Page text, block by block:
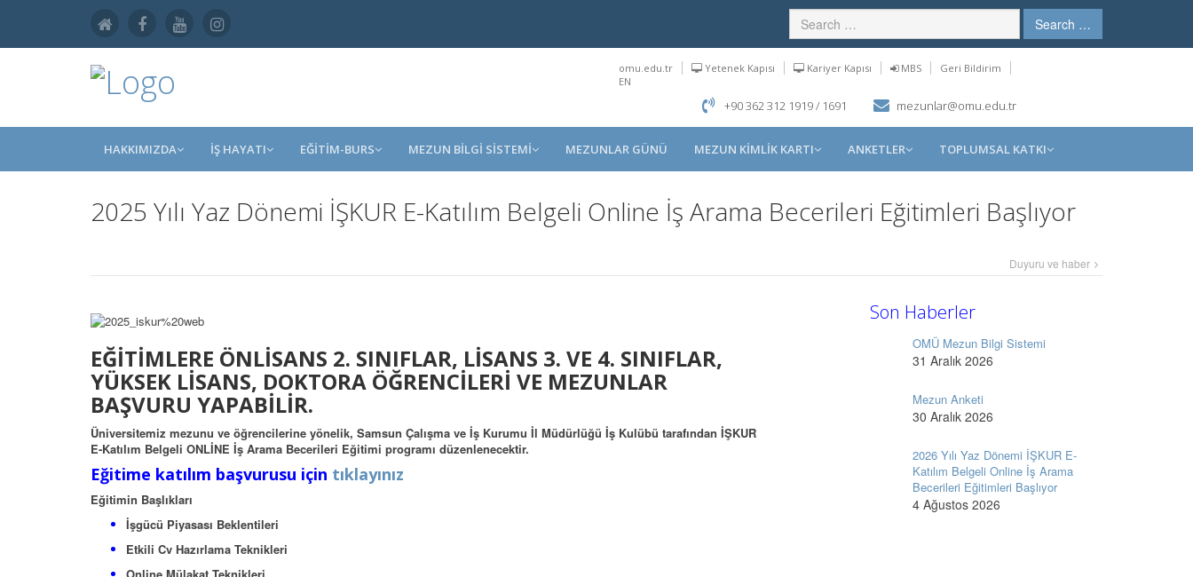
Search …
omu.edu.tr Yetenek Kapısı Kariyer Kapısı MBS
Geri Bildirim
EN
+90 362 312 1919 / 1691 mezunlar@omu.edu.tr
HAKKIMIZDA İŞ HAYATI EĞİTİM-BURS MEZUN BİLGİ SİSTEMİ MEZUNLAR GÜNÜ MEZUN KİMLİK KARTI ANKETLER TOPLUMSAL KATKI
2025 Yılı Yaz Dönemi İŞKUR E-Katılım Belgeli Online İş Arama Becerileri Eğitimleri Başlıyor
Duyuru ve haber
EĞİTİMLERE ÖNLİSANS 2. SINIFLAR, LİSANS 3. VE 4. SINIFLAR,
YÜKSEK LİSANS, DOKTORA ÖĞRENCİLERİ VE MEZUNLAR
BAŞVURU YAPABİLİR.
Üniversitemiz mezunu ve öğrencilerine yönelik, Samsun Çalışma ve İş Kurumu İl Müdürlüğü İş Kulübü tarafından İŞKUR
E-Katılım Belgeli ONLİNE İş Arama Becerileri Eğitimi programı düzenlenecektir.
Eğitime katılım başvurusu için tıklayınız
Eğitimin Başlıkları
İşgücü Piyasası Beklentileri
Etkili Cv Hazırlama Teknikleri
Online Mülakat Teknikleri
Son Haberler
OMÜ Mezun Bilgi Sistemi
31 Aralık 2026
Mezun Anketi
30 Aralık 2026
2026 Yılı Yaz Dönemi İŞKUR E-
Katılım Belgeli Online İş Arama
Becerileri Eğitimleri Başlıyor
4 Ağustos 2026